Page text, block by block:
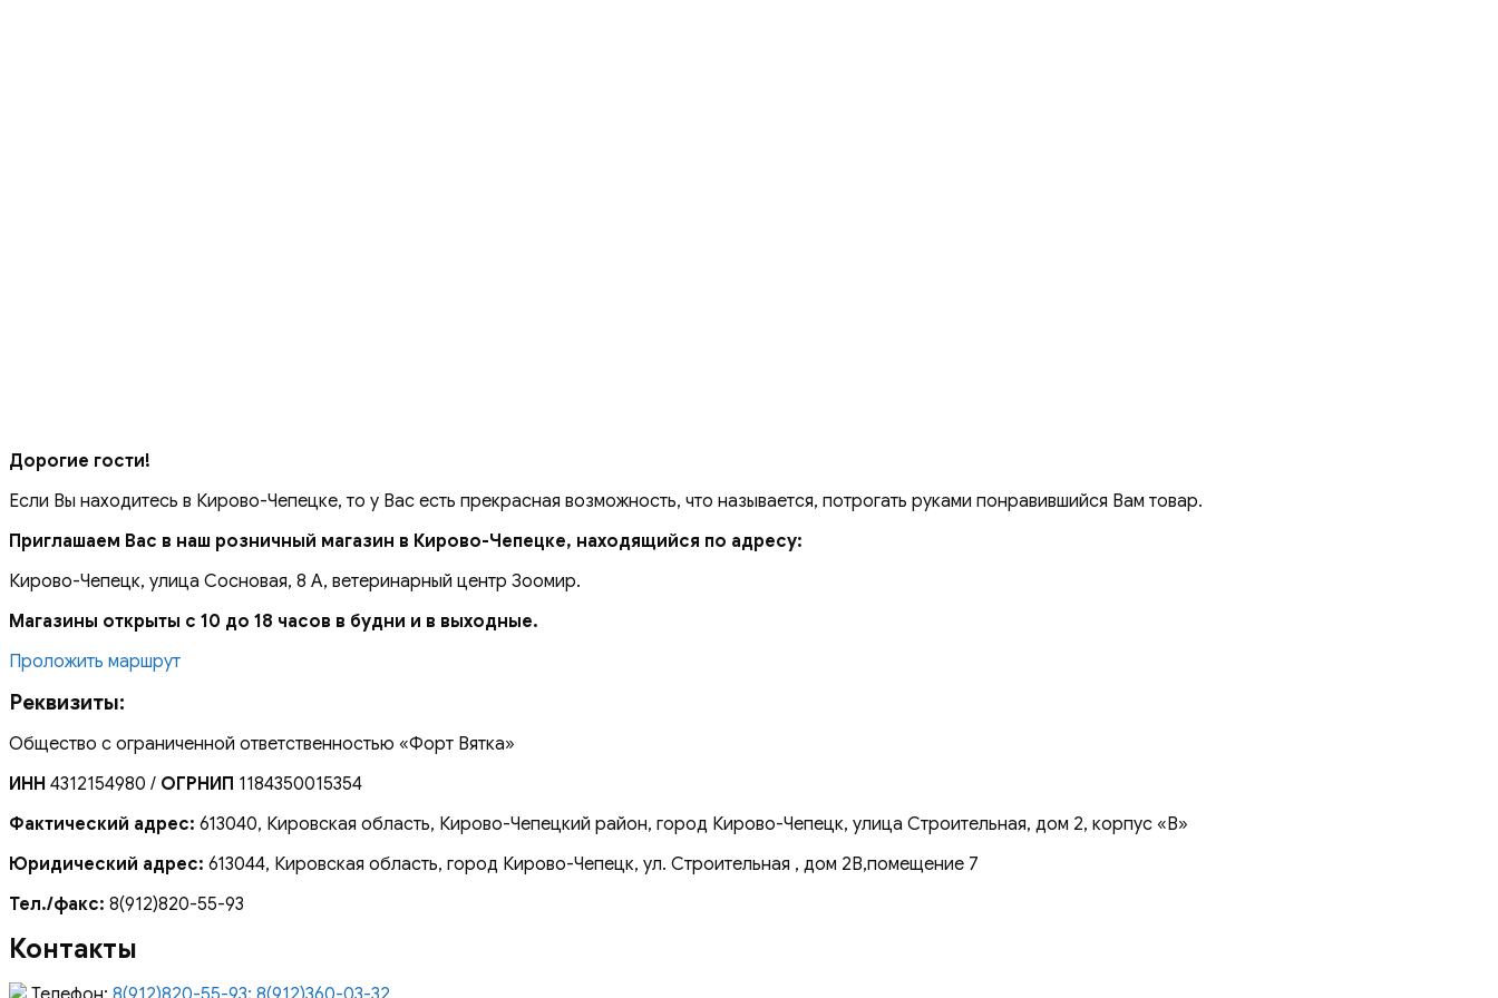
Дорогие гости!
Если Вы находитесь в Кирово-Чепецке, то у Вас есть прекрасная возможность, что называется, потрогать руками понравившийся Вам товар.
Приглашаем Вас в наш розничный магазин в Кирово-Чепецке, находящийся по адресу:
Кирово-Чепецк, улица Сосновая, 8 А, ветеринарный центр Зоомир.
Магазины открыты с 10 до 18 часов в будни и в выходные.
Проложить маршрут
Реквизиты:
Общество с ограниченной ответственностью «Форт Вятка»
ИНН 4312154980 / ОГРНИП 1184350015354
Фактический адрес: 613040, Кировская область, Кирово-Чепецкий район, город Кирово-Чепецк, улица Строительная, дом 2, корпус «В»
Юридический адрес: 613044, Кировская область, город Кирово-Чепецк, ул. Строительная , дом 2В,помещение 7
Тел./факс: 8(912)820-55-93
Контакты